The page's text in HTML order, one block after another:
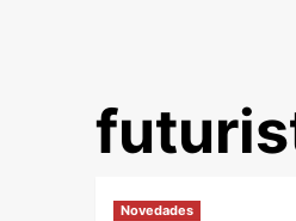
Novedades